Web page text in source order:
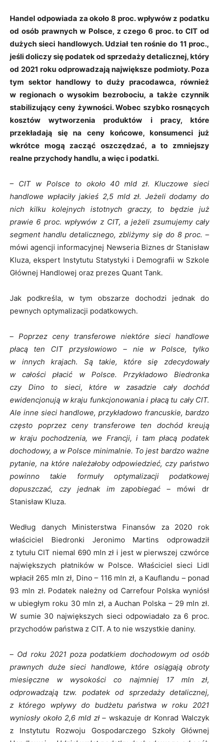
Handel odpowiada za około 8 proc. wpływów z podatku
od osób prawnych w Polsce, z czego 6 proc. to CIT od
dużych sieci handlowych. Udział ten rośnie do 11 proc.,
jeśli doliczy się podatek od sprzedaży detalicznej, który
od 2021 roku odprowadzają największe podmioty. Poza
tym sektor handlowy to duży pracodawca, również
w regionach o wysokim bezrobociu, a także czynnik
stabilizujący ceny żywności. Wobec szybko rosnących
kosztów wytworzenia produktów i pracy, które
przekładają się na ceny końcowe, konsumenci już
wkrótce mogą zacząć oszczędzać, a to zmniejszy
realne przychody handlu, a więc i podatki.
– CIT w Polsce to około 40 mld zł. Kluczowe sieci
handlowe wpłaciły jakieś 2,5 mld zł. Jeżeli dodamy do
nich kilku kolejnych istotnych graczy, to będzie już
prawie 6 proc. wpływów z CIT, a jeżeli zsumujemy cały
segment handlu detalicznego, zbliżymy się do 8 proc. –
mówi agencji informacyjnej Newseria Biznes dr Stanisław
Kluza, ekspert Instytutu Statystyki i Demografii w Szkole
Głównej Handlowej oraz prezes Quant Tank.
Jak podkreśla, w tym obszarze dochodzi jednak do
pewnych optymalizacji podatkowych.
– Poprzez ceny transferowe niektóre sieci handlowe
płacą ten CIT przysłowiowo – nie w Polsce, tylko
w innych krajach. Są takie, które się zdecydowały
w całości płacić w Polsce. Przykładowo Biedronka
czy Dino to sieci, które w zasadzie cały dochód
ewidencjonują w kraju funkcjonowania i płacą tu cały CIT.
Ale inne sieci handlowe, przykładowo francuskie, bardzo
często poprzez ceny transferowe ten dochód kreują
w kraju pochodzenia, we Francji, i tam płacą podatek
dochodowy, a w Polsce minimalnie. To jest bardzo ważne
pytanie, na które należałoby odpowiedzieć, czy państwo
powinno takie formuły optymalizacji podatkowej
dopuszczać, czy jednak im zapobiegać – mówi dr
Stanisław Kluza.
Według danych Ministerstwa Finansów za 2020 rok
właściciel Biedronki Jeronimo Martins odprowadził
z tytułu CIT niemal 690 mln zł i jest w pierwszej czwórce
największych płatników w Polsce. Właściciel sieci Lidl
wpłacił 265 mln zł, Dino – 116 mln zł, a Kauflandu – ponad
93 mln zł. Podatek należny od Carrefour Polska wyniósł
w ubiegłym roku 30 mln zł, a Auchan Polska – 29 mln zł.
W sumie 30 największych sieci odpowiadało za 6 proc.
przychodów państwa z CIT. A to nie wszystkie daniny.
– Od roku 2021 poza podatkiem dochodowym od osób
prawnych duże sieci handlowe, które osiągają obroty
miesięczne w wysokości co najmniej 17 mln zł,
odprowadzają tzw. podatek od sprzedaży detalicznej,
z którego wpływy do budżetu państwa w roku 2021
wyniosły około 2,6 mld zł– wskazuje dr Konrad Walczyk
z Instytutu Rozwoju Gospodarczego Szkoły Głównej